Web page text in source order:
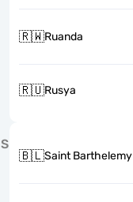
🇷🇼Ruanda
🇷🇺Rusya
S
🇧🇱Saint Barthelemy